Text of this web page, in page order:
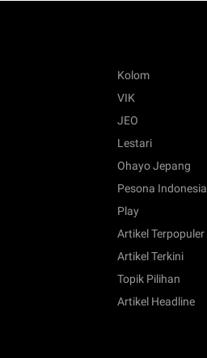
Kolom
VIK
JEO
Lestari
Ohayo Jepang
Pesona Indonesia
Play
Artikel Terpopuler
Artikel Terkini
Topik Pilihan
Artikel Headline